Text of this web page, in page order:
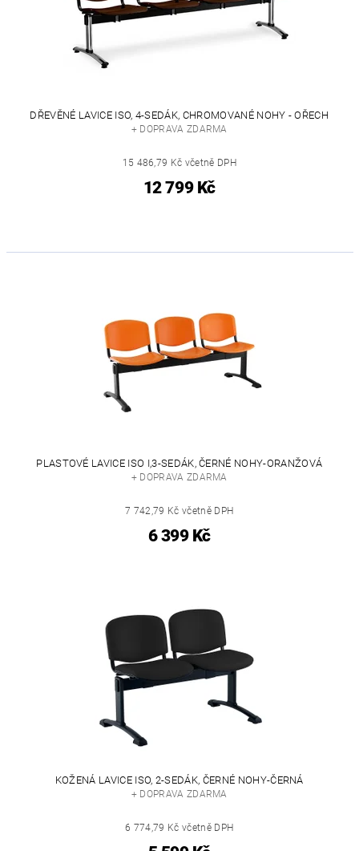
DŘEVĚNÉ LAVICE ISO, 4-SEDÁK, CHROMOVANÉ NOHY - OŘECH
+ DOPRAVA ZDARMA
15 486,79 Kč včetně DPH
12 799 Kč
PLASTOVÉ LAVICE ISO I,3-SEDÁK, ČERNÉ NOHY-ORANŽOVÁ
+ DOPRAVA ZDARMA
7 742,79 Kč včetně DPH
6 399 Kč
KOŽENÁ LAVICE ISO, 2-SEDÁK, ČERNÉ NOHY-ČERNÁ
+ DOPRAVA ZDARMA
6 774,79 Kč včetně DPH